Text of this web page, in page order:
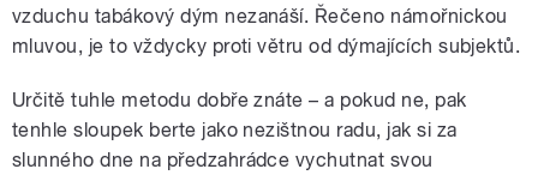
vzduchu tabákový dým nezanáší. Řečeno námořnickou
mluvou, je to vždycky proti větru od dýmajících subjektů.
Určitě tuhle metodu dobře znáte – a pokud ne, pak
tenhle sloupek berte jako nezištnou radu, jak si za
slunného dne na předzahrádce vychutnat svou